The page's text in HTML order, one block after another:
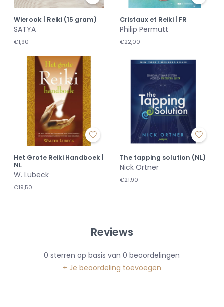
Wierook | Reiki (15 gram)
SATYA
€1,90
Cristaux et Reiki | FR
Philip Permutt
€22,00
Het Grote Reiki Handboek |
NL
W. Lubeck
€19,50
The tapping solution (NL)
Nick Ortner
€21,90
Reviews
0 sterren op basis van 0 beoordelingen
+ Je beoordeling toevoegen